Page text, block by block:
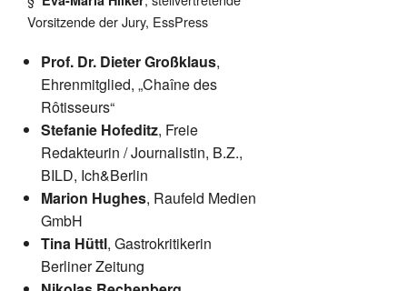
Vorsitzende der Jury, EssPress
Prof. Dr. Dieter Großklaus,
Ehrenmitglied, „Chaîne des
Rôtisseurs“
Stefanie Hofeditz, Freie
Redakteurin / Journalistin, B.Z.,
BILD, Ich&Berlin
Marion Hughes, Raufeld Medien
GmbH
Tina Hüttl, Gastrokritikerin
Berliner Zeitung